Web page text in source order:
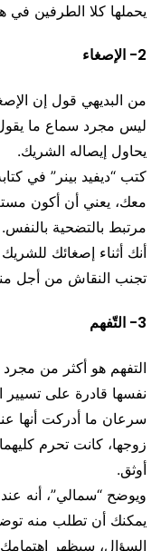
يحملها كلا الطرفين في
2- الإصغاء
من البديهي قول إن
ليس مجرد سماع ما يقول.
يحاول إيصاله الشريك.
كتب “ديفيد بينر” في
معك، يعني أن أكون
مرتبط بالتضحية
أنك أثناء إصغائك
تجنب النقاش من أجل
3- التّفهم
التفهم هو أكثر من
نفسها قادرة على تسيير
سرعان ما أدركت أنها
زوجها، كانت تحرم
أوثق.
ويوضح “سمالي”، أنه
يمكنك أن تطلب منه
السؤال، سيظهر